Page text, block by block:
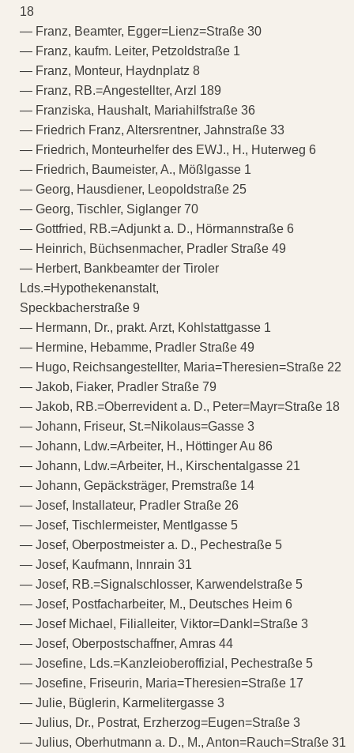
18
— Franz, Beamter, Egger=Lienz=Straße 30
— Franz, kaufm. Leiter, Petzoldstraße 1
— Franz, Monteur, Haydnplatz 8
— Franz, RB.=Angestellter, Arzl 189
— Franziska, Haushalt, Mariahilfstraße 36
— Friedrich Franz, Altersrentner, Jahnstraße 33
— Friedrich, Monteurhelfer des EWJ., H., Huterweg 6
— Friedrich, Baumeister, A., Mößlgasse 1
— Georg, Hausdiener, Leopoldstraße 25
— Georg, Tischler, Siglanger 70
— Gottfried, RB.=Adjunkt a. D., Hörmannstraße 6
— Heinrich, Büchsenmacher, Pradler Straße 49
— Herbert, Bankbeamter der Tiroler
Lds.=Hypothekenanstalt,
Speckbacherstraße 9
— Hermann, Dr., prakt. Arzt, Kohlstattgasse 1
— Hermine, Hebamme, Pradler Straße 49
— Hugo, Reichsangestellter, Maria=Theresien=Straße 22
— Jakob, Fiaker, Pradler Straße 79
— Jakob, RB.=Oberrevident a. D., Peter=Mayr=Straße 18
— Johann, Friseur, St.=Nikolaus=Gasse 3
— Johann, Ldw.=Arbeiter, H., Höttinger Au 86
— Johann, Ldw.=Arbeiter, H., Kirschentalgasse 21
— Johann, Gepäcksträger, Premstraße 14
— Josef, Installateur, Pradler Straße 26
— Josef, Tischlermeister, Mentlgasse 5
— Josef, Oberpostmeister a. D., Pechestraße 5
— Josef, Kaufmann, Innrain 31
— Josef, RB.=Signalschlosser, Karwendelstraße 5
— Josef, Postfacharbeiter, M., Deutsches Heim 6
— Josef Michael, Filialleiter, Viktor=Dankl=Straße 3
— Josef, Oberpostschaffner, Amras 44
— Josefine, Lds.=Kanzleioberoffizial, Pechestraße 5
— Josefine, Friseurin, Maria=Theresien=Straße 17
— Julie, Büglerin, Karmelitergasse 3
— Julius, Dr., Postrat, Erzherzog=Eugen=Straße 3
— Julius, Oberhutmann a. D., M., Anton=Rauch=Straße 31